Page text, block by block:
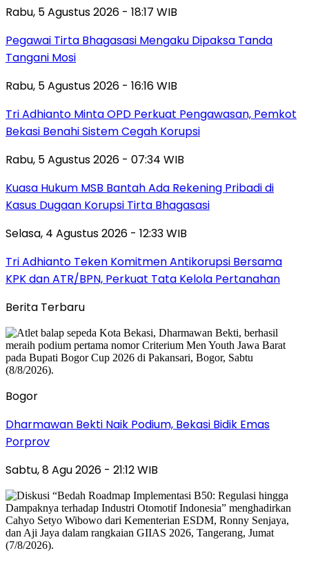
Rabu, 5 Agustus 2026 - 18:17 WIB
Pegawai Tirta Bhagasasi Mengaku Dipaksa Tanda
Tangani Mosi
Rabu, 5 Agustus 2026 - 16:16 WIB
Tri Adhianto Minta OPD Perkuat Pengawasan, Pemkot
Bekasi Benahi Sistem Cegah Korupsi
Rabu, 5 Agustus 2026 - 07:34 WIB
Kuasa Hukum MSB Bantah Ada Rekening Pribadi di
Kasus Dugaan Korupsi Tirta Bhagasasi
Selasa, 4 Agustus 2026 - 12:33 WIB
Tri Adhianto Teken Komitmen Antikorupsi Bersama
KPK dan ATR/BPN, Perkuat Tata Kelola Pertanahan
Berita Terbaru
Bogor
Dharmawan Bekti Naik Podium, Bekasi Bidik Emas
Porprov
Sabtu, 8 Agu 2026 - 21:12 WIB